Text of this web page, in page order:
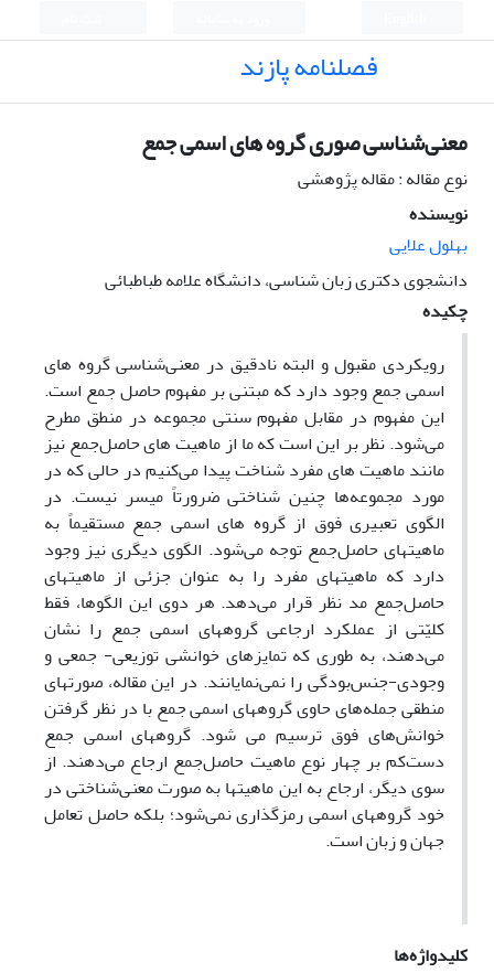
فصلنامه پازند
معنی‌شناسی صوری گروه های اسمی جمع
نوع مقاله : مقاله پژوهشی
نویسنده
بهلول علایی
دانشجوی دکتری زبان شناسی، دانشگاه علامه طباطبائی
چکیده
رویکردی مقبول و البته نادقیق در معنی‌شناسی گروه­ های
اسمی جمع وجود دارد که مبتنی بر مفهوم حاصل­ جمع است.
این مفهوم در مقابل مفهوم سنتی مجموعه در منطق مطرح
می‌شود. نظر بر این است که ما از ماهیت­ های حاصل‌جمع نیز
مانند ماهیت­ های مفرد شناخت پیدا می‌کنیم در حالی که در
مورد مجموعه‌ها چنین شناختی ضرورتاً میسر نیست. در
الگوی تعبیری فوق از گروه­ های اسمی جمع مستقیماً به
ماهیت­های حاصل‌جمع توجه می‌شود. الگوی دیگری نیز وجود
دارد که ماهیت­های مفرد را به عنوان جزئی از ماهیت­های
حاصل‌جمع مد نظر قرار می‌دهد. هر دوی این الگوها، فقط
کلیّتی از عملکرد ارجاعی گروه­های اسمی جمع را نشان
می‌دهند، به طوری که تمایزهای خوانشی توزیعی- جمعی و
وجودی-جنس‌بودگی را نمی‌نمایانند. در این مقاله، صورت­های
منطقی جمله‌های حاوی گروه­های اسمی جمع با در نظر گرفتن
خوانش‌های فوق ترسیم می­ شود. گروه­های اسمی جمع
دست‌کم بر چهار نوع ماهیت حاصل‌جمع ارجاع می‌دهند. از
سوی دیگر، ارجاع به این ماهیت­ها به صورت معنی‌شناختی در
خود گروه­های اسمی رمزگذاری نمی‌شود؛ بلکه حاصل تعامل
جهان و زبان است.
کلیدواژه‌ها